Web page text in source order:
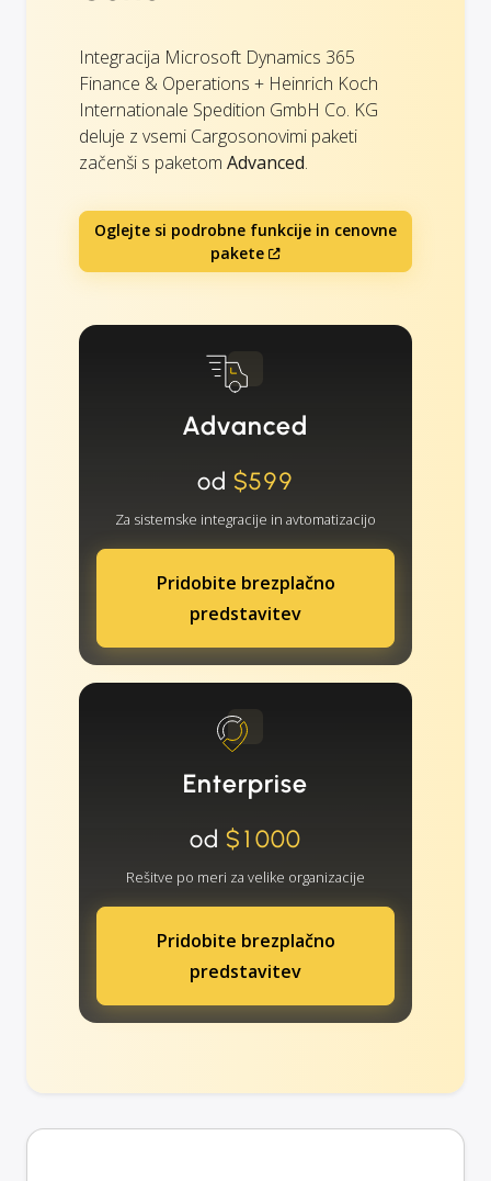
Integracija Microsoft Dynamics 365
Finance & Operations + Heinrich Koch
Internationale Spedition GmbH Co. KG
deluje z vsemi Cargosonovimi paketi
začenši s paketom Advanced.
Oglejte si podrobne funkcije in cenovne
pakete
Advanced
od $599
Za sistemske integracije in avtomatizacijo
Pridobite brezplačno
predstavitev
Enterprise
od $1000
Rešitve po meri za velike organizacije
Pridobite brezplačno
predstavitev